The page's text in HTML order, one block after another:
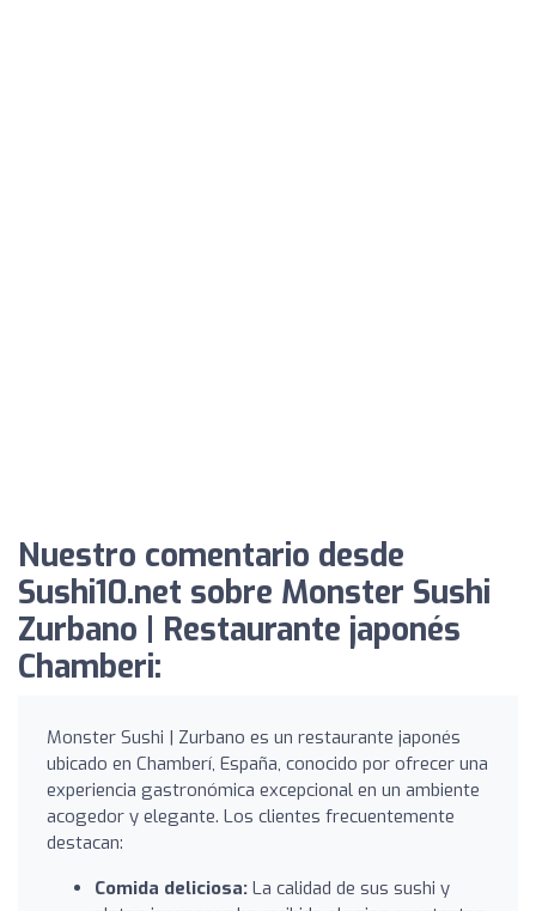
Nuestro comentario desde
Sushi10.net sobre Monster Sushi
Zurbano | Restaurante japonés
Chamberi:
Monster Sushi | Zurbano es un restaurante japonés
ubicado en Chamberí, España, conocido por ofrecer una
experiencia gastronómica excepcional en un ambiente
acogedor y elegante. Los clientes frecuentemente
destacan:
Comida deliciosa: La calidad de sus sushi y